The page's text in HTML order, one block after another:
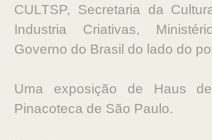
CULTSP, Secretaria da
Industria Criativas,
Governo do Brasil do lado do
Uma exposição de Haus
Pinacoteca de São Paulo.